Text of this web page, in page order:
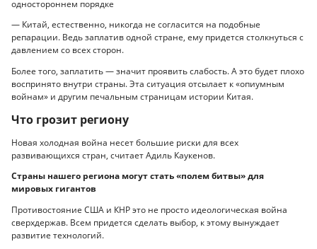
одностороннем порядке
— Китай, естественно, никогда не согласится на подобные
репарации. Ведь заплатив одной стране, ему придется столкнуться с
давлением со всех сторон.
Более того, заплатить — значит проявить слабость. А это будет плохо
воспринято внутри страны. Эта ситуация отсылает к «опиумным
войнам» и другим печальным страницам истории Китая.
Что грозит региону
Новая холодная война несет большие риски для всех
развивающихся стран, считает Адиль Каукенов.
Страны нашего региона могут стать «полем битвы» для
мировых гигантов
Противостояние США и КНР это не просто идеологическая война
сверхдержав. Всем придется сделать выбор, к этому вынуждает
развитие технологий.